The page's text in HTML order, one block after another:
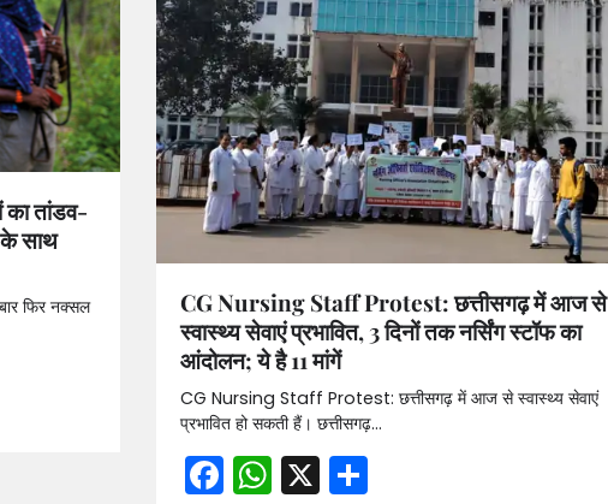
तांडव-
के साथ
फिर नक्सल
CG Nursing Staff Protest: छत्तीसगढ़ में आज से
स्वास्थ्य सेवाएं प्रभावित, 3 दिनों तक नर्सिंग स्टॉफ का
आंदोलन; ये है 11 मांगें
CG Nursing Staff Protest: छत्तीसगढ़ में आज से स्वास्थ्य सेवाएं
प्रभावित हो सकती हैं। छत्तीसगढ़…
Facebook
WhatsApp
X Share